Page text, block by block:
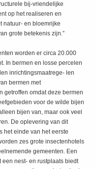
bij-vriendelijke
op het realiseren en
natuur- en bloemrijke
grote betekenis zijn.”
worden er circa 20.000
In bermen en losse percelen
inrichtingsmaatrege- len
bermen met
getroffen omdat deze bermen
voor de wilde bijen
bijen van, maar ook veel
De oplevering van dit
het einde van het eerste
zes grote insectenhotels
gemeenten. Een
nest- en rustplaats biedt